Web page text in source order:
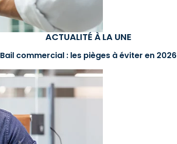
ACTUALITÉ À LA UNE
Bail commercial : les pièges à éviter en 2026